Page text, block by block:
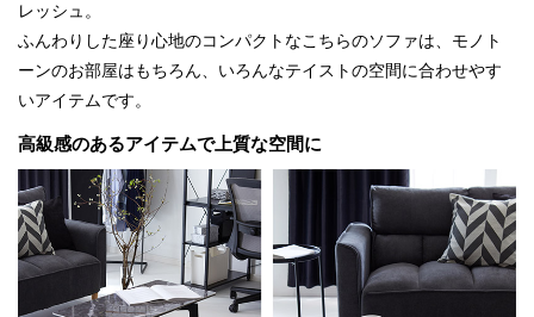
レッシュ。
ふんわりした座り心地のコンパクトなこちらのソファは、モノト
ーンのお部屋はもちろん、いろんなテイストの空間に合わせやす
いアイテムです。
高級感のあるアイテムで上質な空間に